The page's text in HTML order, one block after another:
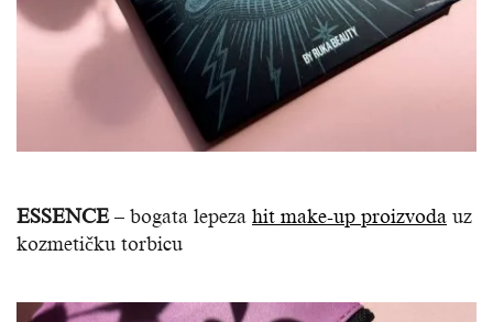
ESSENCE– bogata lepeza hit make-up proizvoda uz
kozmetičku torbicu